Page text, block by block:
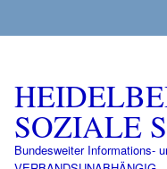
SOZIALE
Bundesweiter Informations-